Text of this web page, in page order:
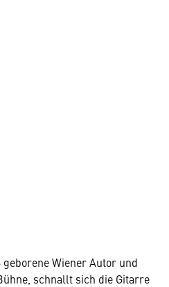
Wiener Autor und
schnallt sich die Gitarre